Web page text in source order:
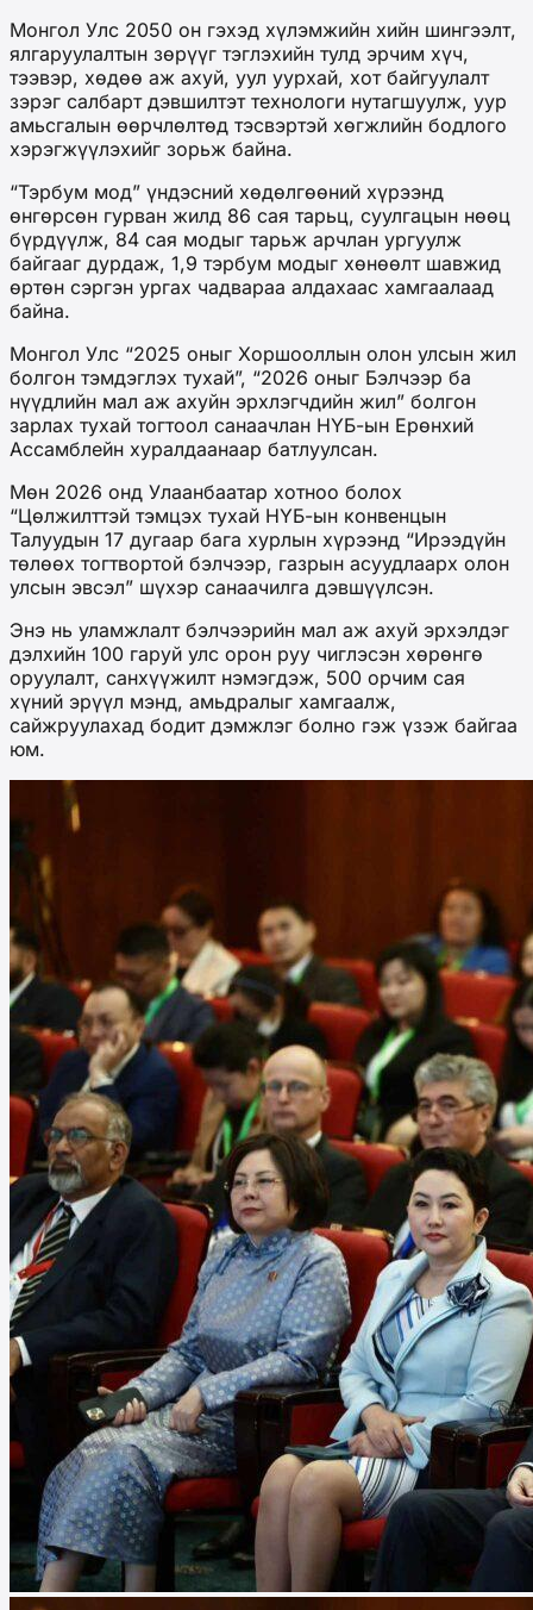
Монгол Улс 2050 он гэхэд хүлэмжийн хийн шингээлт,
ялгаруулалтын зөрүүг тэглэхийн тулд эрчим хүч,
тээвэр, хөдөө аж ахуй, уул уурхай, хот байгуулалт
зэрэг салбарт дэвшилтэт технологи нутагшуулж, уур
амьсгалын өөрчлөлтөд тэсвэртэй хөгжлийн бодлого
хэрэгжүүлэхийг зорьж байна.
“Тэрбум мод” үндэсний хөдөлгөөний хүрээнд
өнгөрсөн гурван жилд 86 сая тарьц, суулгацын нөөц
бүрдүүлж, 84 сая модыг тарьж арчлан ургуулж
байгааг дурдаж, 1,9 тэрбум модыг хөнөөлт шавжид
өртөн сэргэн ургах чадвараа алдахаас хамгаалаад
байна.
Монгол Улс “2025 оныг Хоршооллын олон улсын жил
болгон тэмдэглэх тухай”, “2026 оныг Бэлчээр ба
нүүдлийн мал аж ахуйн эрхлэгчдийн жил” болгон
зарлах тухай тогтоол санаачлан НҮБ-ын Ерөнхий
Ассамблейн хуралдаанаар батлуулсан.
Мөн 2026 онд Улаанбаатар хотноо болох
“Цөлжилттэй тэмцэх тухай НҮБ-ын конвенцын
Талуудын 17 дугаар бага хурлын хүрээнд “Ирээдүйн
төлөөх тогтвортой бэлчээр, газрын асуудлаарх олон
улсын эвсэл” шүхэр санаачилга дэвшүүлсэн.
Энэ нь уламжлалт бэлчээрийн мал аж ахуй эрхэлдэг
дэлхийн 100 гаруй улс орон руу чиглэсэн хөрөнгө
оруулалт, санхүүжилт нэмэгдэж, 500 орчим сая
хүний эрүүл мэнд, амьдралыг хамгаалж,
сайжруулахад бодит дэмжлэг болно гэж үзэж байгаа
юм.